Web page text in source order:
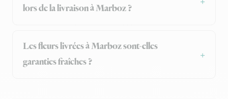
lors de la livraison à Marboz ?
Les fleurs livrées à Marboz sont-elles
garanties fraîches ?